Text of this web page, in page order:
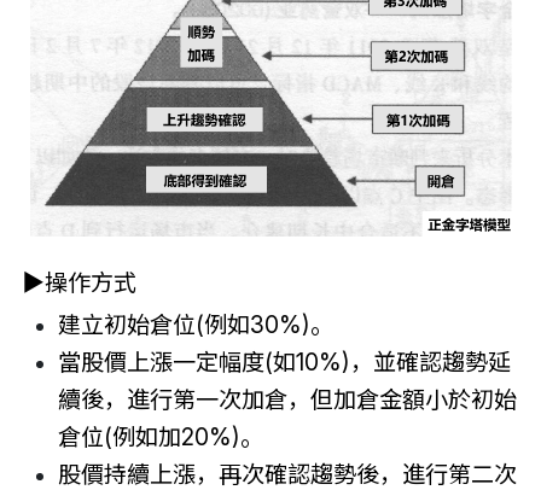
▶操作方式
建立初始倉位(例如30%)。
當股價上漲一定幅度(如10%)，並確認趨勢延
續後，進行第一次加倉，但加倉金額小於初始
倉位(例如加20%)。
股價持續上漲，再次確認趨勢後，進行第二次